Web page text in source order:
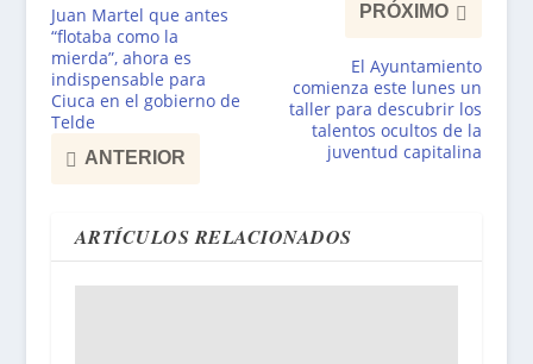
Juan Martel que antes
“flotaba como la
mierda”, ahora es
indispensable para
Ciuca en el gobierno de
Telde
ANTERIOR
PRÓXIMO
El Ayuntamiento
comienza este lunes un
taller para descubrir los
talentos ocultos de la
juventud capitalina
ARTÍCULOS RELACIONADOS